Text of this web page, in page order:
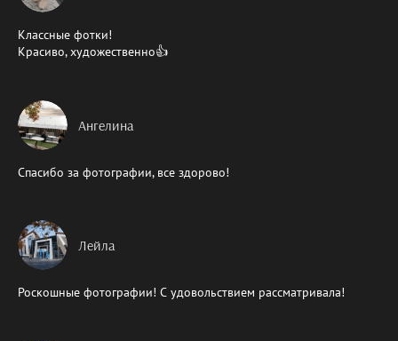
Классные фотки!
Красиво, художественно👍
Ангелина
Спасибо за фотографии, все здорово!
Лейла
Роскошные фотографии! С удовольствием рассматривала!